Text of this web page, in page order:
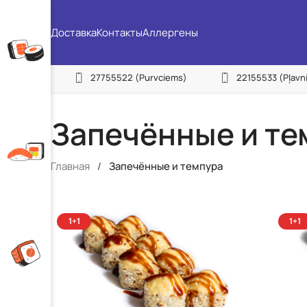
ДоставкаКонтактыАллергены
27755522 (Purvciems) 22155533
Запечённые и
Главная / Запечённые и темпура